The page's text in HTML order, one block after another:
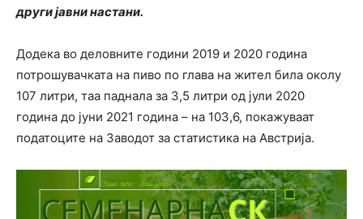
други јавни настани.
Додека во деловните години 2019 и 2020 година
потрошувачката на пиво по глава на жител била околу
107 литри, таа паднала за 3,5 литри од јули 2020
година до јуни 2021 година – на 103,6, покажуваат
податоците на Заводот за статистика на Австрија.